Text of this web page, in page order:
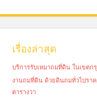
เรื่องล่าสุด
บริการรับเหมาถมที่ดิน ในเขต
งานถมที่ดิน ด้วยดินถมทั่วไปรา
ตารางวา